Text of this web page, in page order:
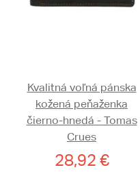
Kvalitná voľná pánska
kožená peňaženka
čierno-hnedá - Tomas
Crues
28,92 €